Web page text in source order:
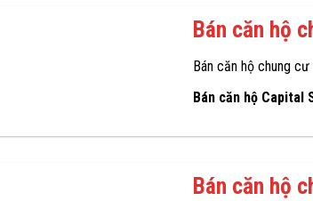
Bán căn hộ
Bán căn hộ chung
Bán căn hộ Capital
Bán căn hộ